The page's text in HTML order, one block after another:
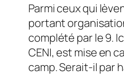
Parmi ceux qui
portant
complété par le 9.
CENI, est mise en
camp. Serait-il par